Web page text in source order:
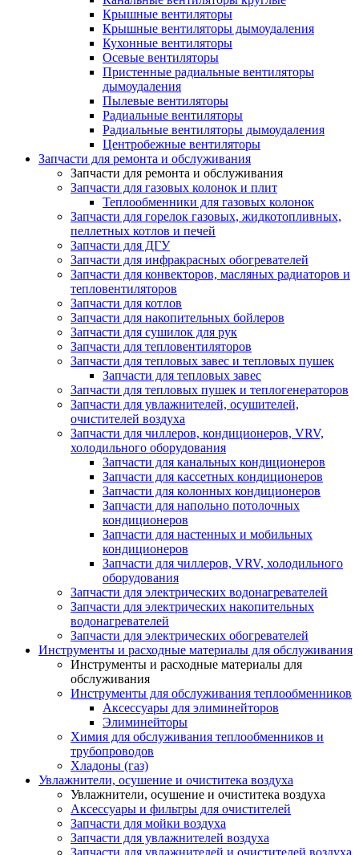
Крышные вентиляторы
Крышные вентиляторы дымоудаления
Кухонные вентиляторы
Осевые вентиляторы
Пристенные радиальные вентиляторы
дымоудаления
Пылевые вентиляторы
Радиальные вентиляторы
Радиальные вентиляторы дымоудаления
Центробежные вентиляторы
Запчасти для ремонта и обслуживания
Запчасти для ремонта и обслуживания
Запчасти для газовых колонок и плит
Теплообменники для газовых колонок
Запчасти для горелок газовых, жидкотопливных,
пеллетных котлов и печей
Запчасти для ДГУ
Запчасти для инфракрасных обогревателей
Запчасти для конвекторов, масляных радиаторов и
тепловентиляторов
Запчасти для котлов
Запчасти для накопительных бойлеров
Запчасти для сушилок для рук
Запчасти для тепловентиляторов
Запчасти для тепловых завес и тепловых пушек
Запчасти для тепловых завес
Запчасти для тепловых пушек и теплогенераторов
Запчасти для увлажнителей, осушителей,
очистителей воздуха
Запчасти для чиллеров, кондиционеров, VRV,
холодильного оборудования
Запчасти для канальных кондиционеров
Запчасти для кассетных кондиционеров
Запчасти для колонных кондиционеров
Запчасти для напольно потолочных
кондиционеров
Запчасти для настенных и мобильных
кондиционеров
Запчасти для чиллеров, VRV, холодильного
оборудования
Запчасти для электрических водонагревателей
Запчасти для электрических накопительных
водонагревателей
Запчасти для электрических обогревателей
Инструменты и расходные материалы для обслуживания
Инструменты и расходные материалы для
обслуживания
Инструменты для обслуживания теплообменников
Аксессуары для элиминейторов
Элиминейторы
Химия для обслуживания теплообменников и
трубопроводов
Хладоны (газ)
Увлажнители, осушение и очиститека воздуха
Увлажнители, осушение и очиститека воздуха
Аксессуары и фильтры для очистителей
Запчасти для мойки воздуха
Запчасти для увлажнителей воздуха
Запчасти для увлажнителей и очистителей воздуха